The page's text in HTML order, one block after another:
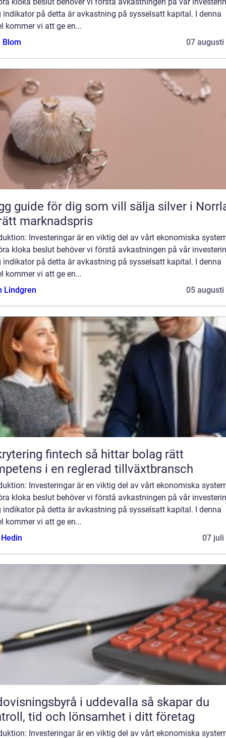
indikator på detta är avkastning på sysselsatt kapital. I denna
kommer vi att ge en...
Blom
07 augusti
guide för dig som vill sälja silver i
marknadspris
Investeringar är en viktig del av vårt ekonomiska
kloka beslut behöver vi förstå avkastningen på vår
indikator på detta är avkastning på sysselsatt kapital. I denna
kommer vi att ge en...
Lindgren
05 augusti
fintech så hittar bolag rätt
i en reglerad tillväxtbransch
Investeringar är en viktig del av vårt ekonomiska
kloka beslut behöver vi förstå avkastningen på vår
indikator på detta är avkastning på sysselsatt kapital. I denna
kommer vi att ge en...
07 juli
i uddevalla så skapar du
tid och lönsamhet i ditt företag
Investeringar är en viktig del av vårt ekonomiska